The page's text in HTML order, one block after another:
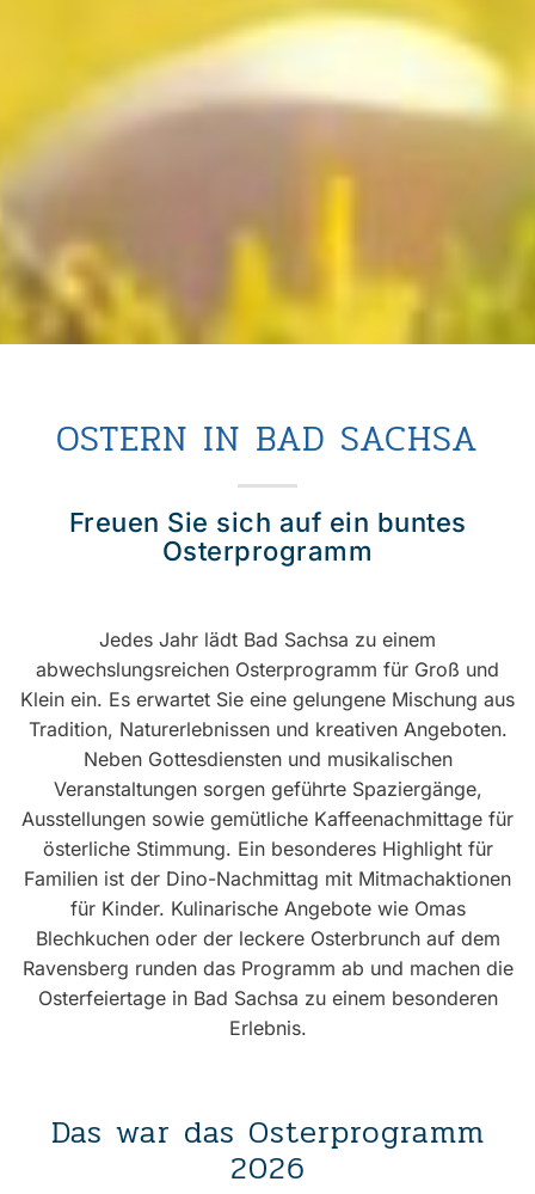
OSTERN IN BAD SACHSA
Freuen Sie sich auf ein buntes
Osterprogramm
Jedes Jahr lädt Bad Sachsa zu einem
abwechslungsreichen Osterprogramm für Groß und
Klein ein. Es erwartet Sie eine gelungene Mischung aus
Tradition, Naturerlebnissen und kreativen Angeboten.
Neben Gottesdiensten und musikalischen
Veranstaltungen sorgen geführte Spaziergänge,
Ausstellungen sowie gemütliche Kaffeenachmittage für
österliche Stimmung. Ein besonderes Highlight für
Familien ist der Dino-Nachmittag mit Mitmachaktionen
für Kinder. Kulinarische Angebote wie Omas
Blechkuchen oder der leckere Osterbrunch auf dem
Ravensberg runden das Programm ab und machen die
Osterfeiertage in Bad Sachsa zu einem besonderen
Erlebnis.
Das war das Osterprogramm
2026